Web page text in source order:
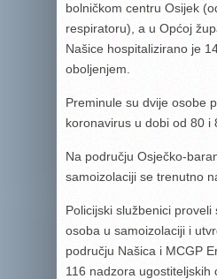
bolničkom centru Osijek
respiratoru), a u Općoj
Našice hospitalizirano je
oboljenjem.
Preminule su dvije osobe
koronavirus u dobi od 80 i
Na području Osječko-
samoizolaciji se trenutno
Policijski službenici proveli
osoba u samoizolaciji i
području Našica i MCGP
116 nadzora ugostiteljskih